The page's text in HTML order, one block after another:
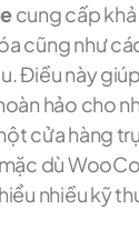
cung cấp
cũng như
Điều này
hảo cho
cửa hàng
dù
nhiều kỹ